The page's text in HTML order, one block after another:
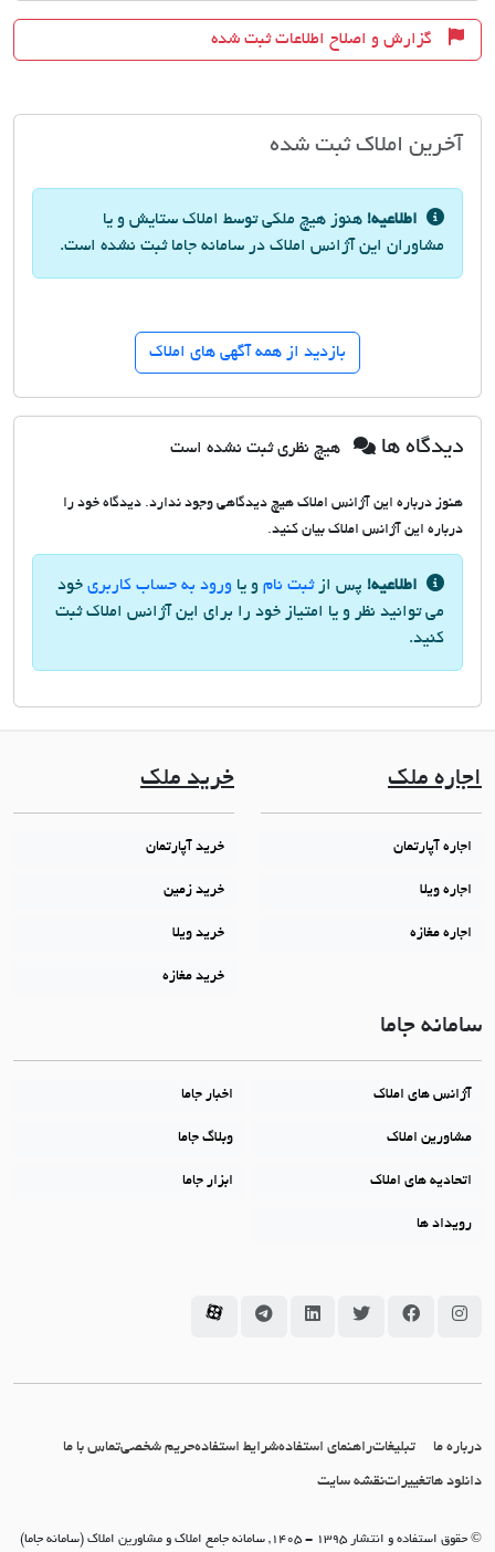
گزارش و اصلاح اطلاعات ثبت شده
آخرین املاک ثبت شده
اطلاعیه! هنوز هیچ ملکی توسط املاک ستایش و یا
مشاوران این آژانس املاک در سامانه جاما ثبت نشده است.
بازدید از همه آگهی های املاک
دیدگاه ها هیچ نظری ثبت نشده است
هنوز درباره این آژانس املاک هیچ دیدگاهی وجود ندارد. دیدگاه خود را
درباره این آژانس املاک بیان کنید.
اطلاعیه! پس ازثبت نام و یا ورود به حساب کاربری خود
می توانید نظر و یا امتیاز خود را برای این آژانس املاک ثبت
کنید.
اجاره ملک
اجاره آپارتمان
اجاره ویلا
اجاره مغازه
خرید ملک
خرید آپارتمان
خرید زمین
خرید ویلا
خرید مغازه
سامانه جاما
آژانس های املاک اخبار جاما
مشاورین املاک وبلاگ جاما
اتحادیه های املاک ابزار جاما
رویداد ها
سامانه جاما در اینستاگرام
سامانه جاما در فیسبوک
سامانه جاما در توئیتر
سامانه جاما در لینکداین
سامانه جاما در تلگرام
سامانه جاما در آپارات
درباره ما تبلیغاتراهنمای استفادهشرایط استفادهحریم شخصیتماس با ما
دانلود هاتغییراتنقشه سایت
© حقوق استفاده و انتشار 1395 - 1405, سامانه جامع املاک و مشاورین املاک (سامانه جاما)